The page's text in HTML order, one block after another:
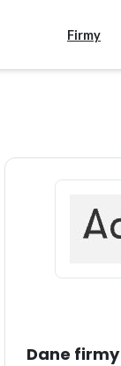
Firmy
Dane firmy